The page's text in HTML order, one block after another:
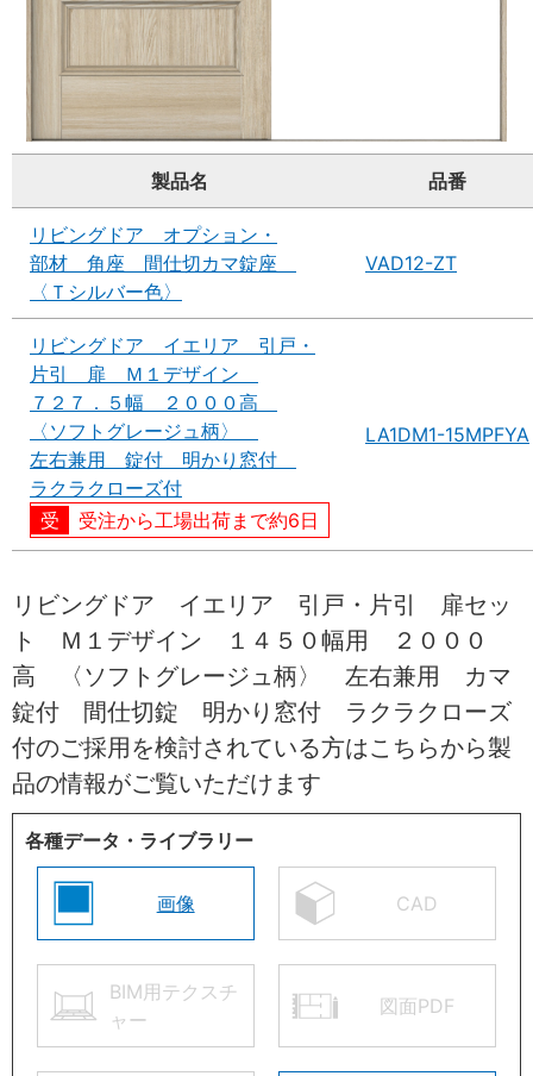
製品名 品番
リビングドア オプション・
部材 角座 間仕切カマ錠座
〈Ｔシルバー色〉
VAD12-ZT
リビングドア イエリア 引戸・
片引 扉 Ｍ１デザイン
７２７．５幅 ２０００高
〈ソフトグレージュ柄〉
左右兼用 錠付 明かり窓付
ラクラクローズ付
受注から工場出荷まで約6日
LA1DM1-15MPFYA
リビングドア イエリア 引戸・片引 扉セッ
ト Ｍ１デザイン １４５０幅用 ２０００
高 〈ソフトグレージュ柄〉 左右兼用 カマ
錠付 間仕切錠 明かり窓付 ラクラクローズ
付のご採用を検討されている方はこちらから製
品の情報がご覧いただけます
各種データ・ライブラリー
画像 CAD
BIM用テクスチ
ャー
図面PDF